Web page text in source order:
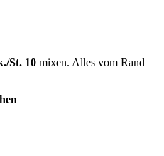
St. 10 mixen. Alles vom Rand